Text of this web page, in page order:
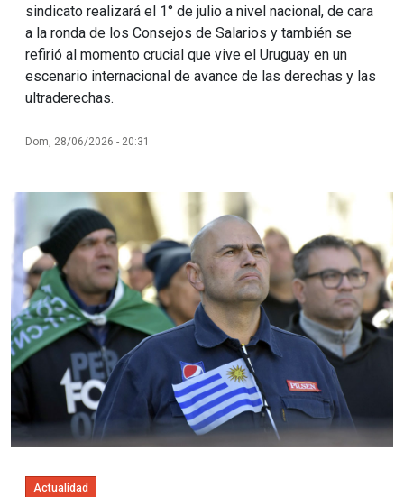
sindicato realizará el 1° de julio a nivel nacional, de cara
a la ronda de los Consejos de Salarios y también se
refirió al momento crucial que vive el Uruguay en un
escenario internacional de avance de las derechas y las
ultraderechas.
Dom, 28/06/2026 - 20:31
Actualidad